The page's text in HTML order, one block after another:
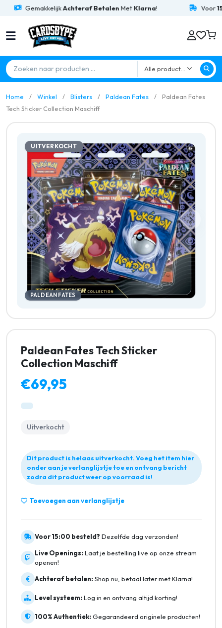
GemakkelijkAchteraf BetalenMetKlarna! Voor15:00
Alle producten
Home Winkel Blisters Paldean Fates
Paldean Fates
Tech Sticker Collection Maschiff
UITVERKOCHT
PALDEAN FATES
Paldean Fates Tech Sticker
Collection Maschiff
€69,95
Uitverkocht
Dit product is helaas uitverkocht. Voeg het item hier
onder aan je verlanglijstje toe en ontvang bericht
zodra dit product weer op voorraad is!
Toevoegen aan verlanglijstje
Voor 15:00 besteld? Dezelfde dag verzonden!
Live Openings: Laat je bestelling live op onze stream
openen!
Achteraf betalen: Shop nu, betaal later met Klarna!
Level systeem: Log in en ontvang altijd korting!
100% Authentiek: Gegarandeerd originele producten!